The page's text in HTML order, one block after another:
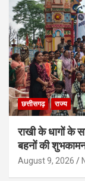
छत्तीसगढ़ राज्य
राखी के धागों के
बहनों की
August 9, 2026